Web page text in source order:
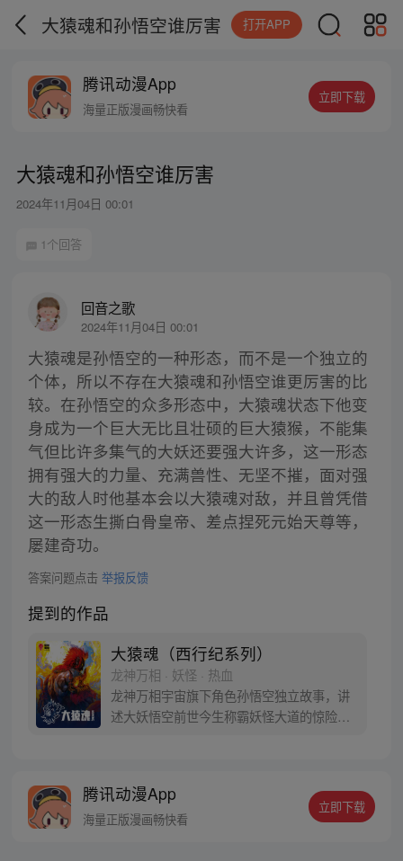
大猿魂和孙悟空谁厉害 打开APP
腾讯动漫App
海量正版漫画畅快看
立即下载
大猿魂和孙悟空谁厉害
2024年11月04日 00:01
1个回答
回音之歌
2024年11月04日 00:01
大猿魂是孙悟空的一种形态，而不是一个独立的
个体，所以不存在大猿魂和孙悟空谁更厉害的比
较。在孙悟空的众多形态中，大猿魂状态下他变
身成为一个巨大无比且壮硕的巨大猿猴，不能集
气但比许多集气的大妖还要强大许多，这一形态
拥有强大的力量、充满兽性、无坚不摧，面对强
大的敌人时他基本会以大猿魂对敌，并且曾凭借
这一形态生撕白骨皇帝、差点捏死元始天尊等，
屡建奇功。
答案问题点击 举报反馈
提到的作品
大猿魂（西行纪系列）
龙神万相 · 妖怪 · 热血
龙神万相宇宙旗下角色孙悟空独立故事，讲
述大妖悟空前世今生称霸妖怪大道的惊险历
人…六十年后，他再次破石而出，背负着守
护族人的希望和信念打败了妖怪大道的霸
腾讯动漫App
海量正版漫画畅快看
立即下载